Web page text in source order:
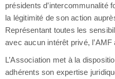
présidents d’intercommunalité
la légitimité de son action
Représentant toutes les
avec aucun intérêt privé,
L’Association met à la
adhérents son expertise